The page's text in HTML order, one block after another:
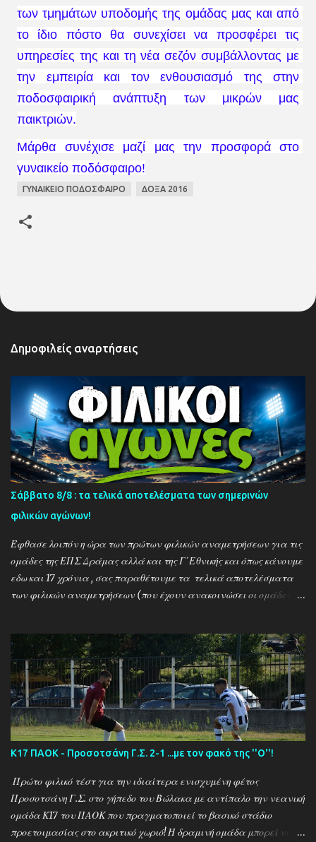
των τμημάτων υποδομής της ομάδας μας και από
το ίδιο πόστο θα συνεχίσει να προσφέρει τις
υπηρεσίες της και τη νέα σεζόν συμβάλλοντας με
την εμπειρία και τον ενθουσιασμό της στην
ποδοσφαιρική ανάπτυξη των μικρών μας
παικτριών.
Μάρθα συνέχισε μαζί μας την προσφορά στο
γυναικείο ποδόσφαιρο!
ΓΥΝΑΙΚΕΙΟ ΠΟΔΟΣΦΑΙΡΟ ΔΟΞΑ 2016
Δημοφιλείς αναρτήσεις
Σάββατο 8/8 : τα τελικά αποτελέσματα των σημερινών
φιλικών αγώνων!
Έφθασε λοιπόν η ώρα των πρώτων φιλικών αναμετρήσεων για τις
ομάδες της ΕΠΣ Δράμας αλλά και της Γ΄Εθνικής και όπως κάνουμε
εδω και 17 χρόνια , σας παραθέτουμε τα τελικά αποτελέσματα
των φιλικών αναμετρήσεων (που έχουν ανακοινώσει οι ομάδες) ....
Ξηροποτάμος - Νευροκοπι 2-2 Α.Ο. Καβάλα - Αγ. Αθανάσιος 5-1
Μαυρόβατος - Αμπελοκηποι 0-2 Κ17 ΠΑΟΚ - Προσοτσάνη 2-1
(7/8) ------------------------------------------------------
--------- Ν. Αμισος - Νεοχώρι Σερρών 3-0
Κ17 ΠΑΟΚ - Προσοτσάνη Γ.Σ. 2-1 ...με τον φακό της ''Ο''!
Πρώτο φιλικό τέστ για την ιδιαίτερα ενισχυμένη φέτος
Προσοτσάνη Γ.Σ. στο γήπεδο του Βώλακα με αντίπαλο την νεανική
ομάδα Κ17 του ΠΑΟΚ που πραγματοποιεί το βασικό στάδιο
προετοιμασίας στο ακριτικό χωριό! Η δραμινή ομάδα μπορεί να